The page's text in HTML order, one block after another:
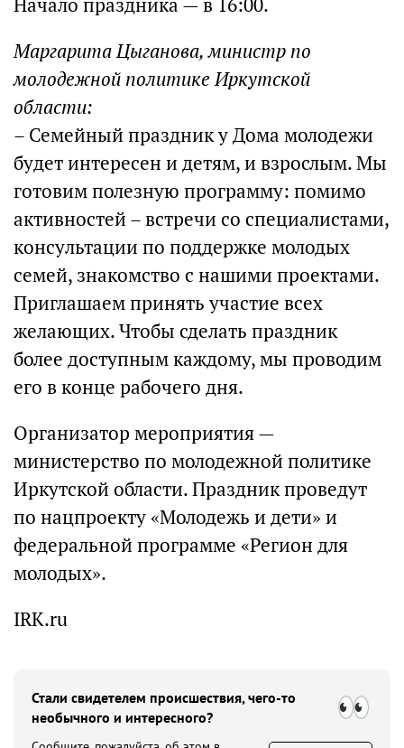
Маргарита Цыганова, министр по
молодежной политике Иркутской
области:
– Семейный праздник у Дома молодежи
будет интересен и детям, и взрослым. Мы
готовим полезную программу: помимо
активностей – встречи со специалистами,
консультации по поддержке молодых
семей, знакомство с нашими проектами.
Приглашаем принять участие всех
желающих. Чтобы сделать праздник
более доступным каждому, мы проводим
его в конце рабочего дня.
Организатор мероприятия —
министерство по молодежной политике
Иркутской области. Праздник проведут
по нацпроекту «Молодежь и дети» и
федеральной программе «Регион для
молодых».
IRK.ru
Стали свидетелем происшествия, чего-то
необычного и интересного?